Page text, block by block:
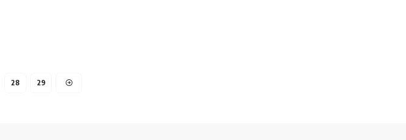
28 29